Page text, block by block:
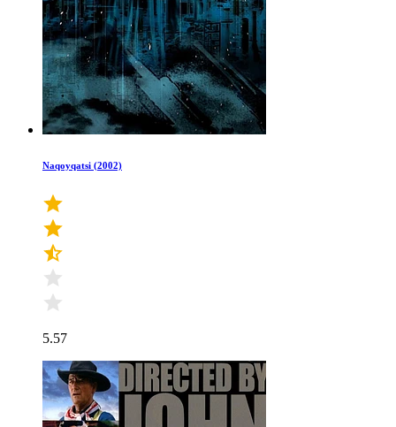
Naqoyqatsi (2002)
5.57